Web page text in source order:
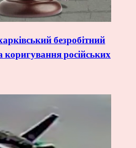
безробітний
коригування російських